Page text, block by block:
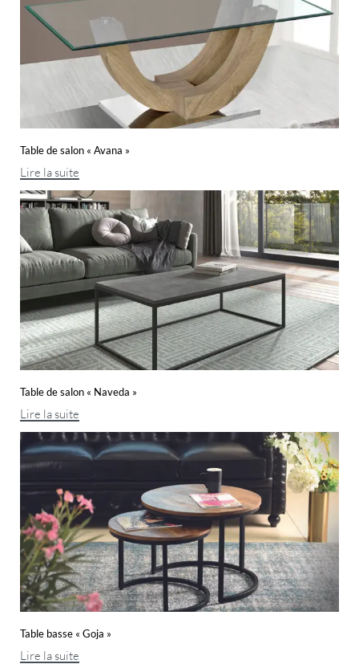
Table de salon « Avana »
Lire la suite
Table de salon « Naveda »
Lire la suite
Table basse « Goja »
Lire la suite